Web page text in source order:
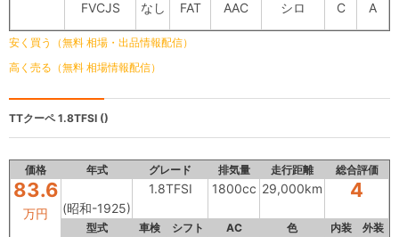
FVCJS なし FAT AAC シロ C A
安く買う（無料 相場・出品情報配信）
高く売る（無料 相場情報配信）
TTクーペ1.8TFSI ()
価格 年式 グレード 排気量 走行距離 総合評価
83.6
万円 (昭和-1925)
1.8TFSI 1800cc 29,000km 4
型式 車検 シフト AC 色 内装 外装